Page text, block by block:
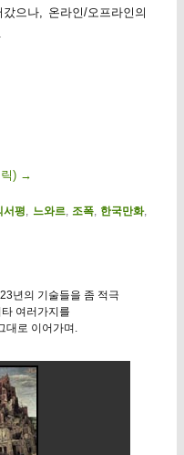
으나, 온라인/오프라인의
) →
서평, 느와르,조폭, 한국만화,
년의 기술들을 좀 적극
여러가지를
대로 이어가며.